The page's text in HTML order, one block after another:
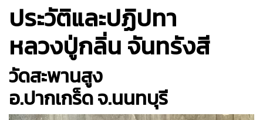
ประวัติและปฏิปทา
หลวงปู่กลิ่น จันทรังสี
วัดสะพานสูง
อ.ปากเกร็ด จ.นนทบุรี